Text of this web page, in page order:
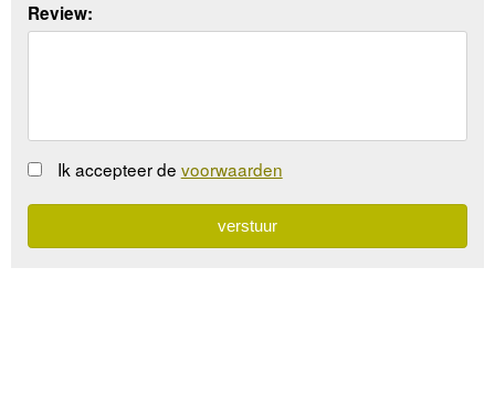
Review:
Ik accepteer de voorwaarden